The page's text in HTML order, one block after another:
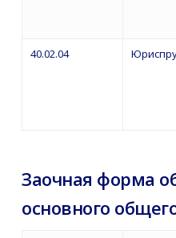
40.02.04
Заочная форма
основного